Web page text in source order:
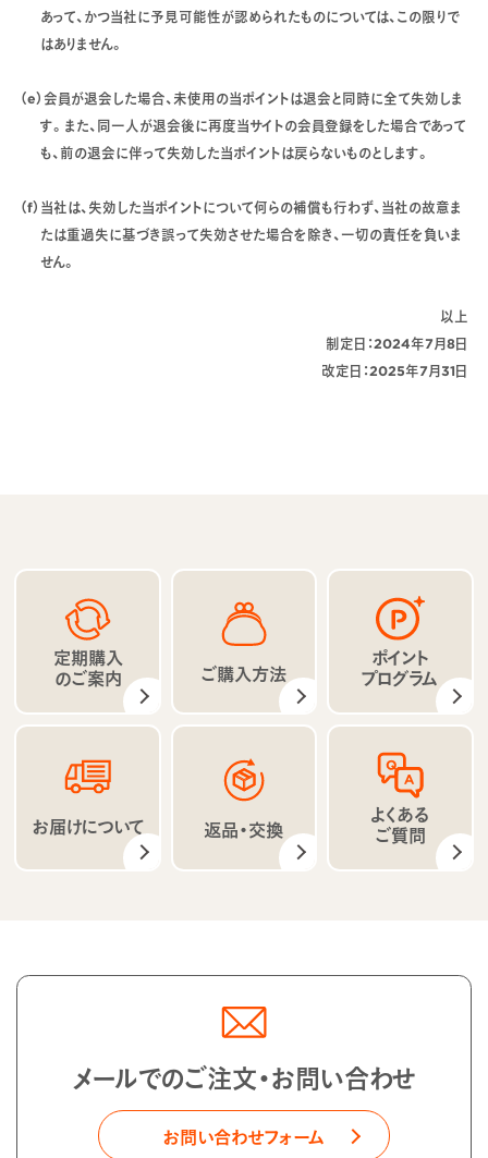
あって、かつ当社に予見可能性が認められたものについては、この限りで
はありません。
（e）会員が退会した場合、未使用の当ポイントは退会と同時に全て失効しま
す。また、同一人が退会後に再度当サイトの会員登録をした場合であって
も、前の退会に伴って失効した当ポイントは戻らないものとします。
（f）当社は、失効した当ポイントについて何らの補償も行わず、当社の故意ま
たは重過失に基づき誤って失効させた場合を除き、一切の責任を負いま
せん。
以上
制定日：2024年7月8日
改定日：2025年7月31日
定期購入
のご案内 ご購入方法
ポイント
プログラム
お届けについて 返品・交換
よくある
ご質問
メールでのご注文・お問い合わせ
お問い合わせフォーム